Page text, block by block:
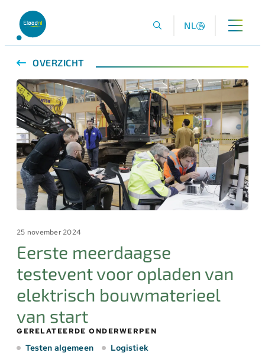
NL
OVERZICHT
25 november 2024
Eerste meerdaagse
testevent voor opladen van
elektrisch bouwmaterieel
van start
GERELATEERDE ONDERWERPEN
Testen algemeen
Logistiek